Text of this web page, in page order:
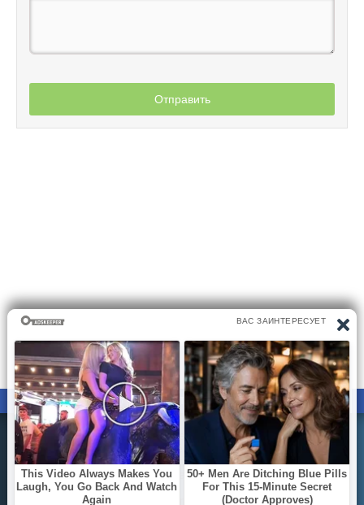
Отправить
ПРАВООБЛАДАТЕЛЯМ ПОЛИТИКА КОНФИДЕНЦИАЛЬНОСТИ
Все материалы на сайте размещаются его пользователями.
Администратор сайта не несёт ответственности за
действия пользователей сайта..
Вы можете направить вашу жалобу на почту
bookreadinfo@gmail.com
© 2020 - 2026 onlinechitalka.com